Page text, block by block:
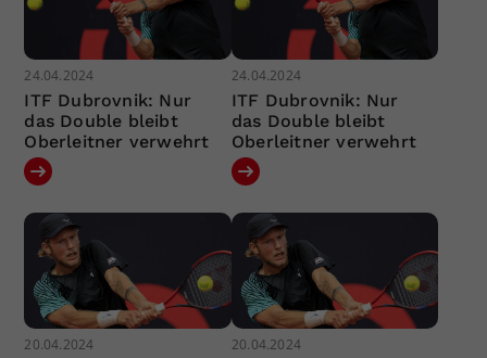
24.04.2024
ITF Dubrovnik: Nur
das Double bleibt
Oberleitner verwehrt
24.04.2024
ITF Dubrovnik: Nur
das Double bleibt
Oberleitner verwehrt
20.04.2024 20.04.2024